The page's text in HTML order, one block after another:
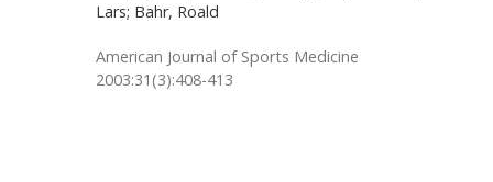
Lars; Bahr, Roald
American Journal of Sports Medicine
2003:31(3):408-413